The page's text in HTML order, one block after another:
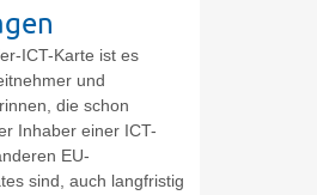
ICT-Karte ist es
und
die schon
Inhaber einer ICT-
EU-
sind, auch langfristig